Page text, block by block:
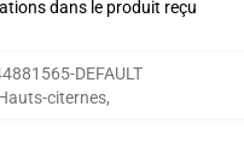
dans le produit reçu
DEFAULT
citernes,